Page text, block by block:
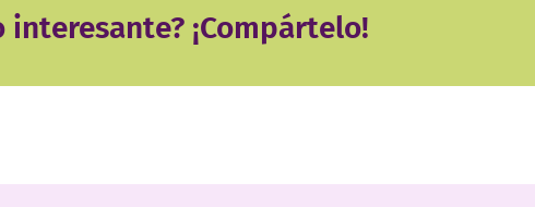
interesante? ¡Compártelo!